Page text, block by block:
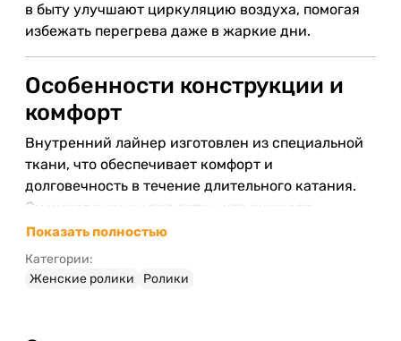
в быту улучшают циркуляцию воздуха, помогая
избежать перегрева даже в жаркие дни.
Особенности конструкции и
комфорт
Внутренний лайнер изготовлен из специальной
ткани, что обеспечивает комфорт и
долговечность в течение длительного катания.
Он имеет выемку под пятку, что снижает
подвижность стопы внутри ролика, что повышает
стабильность и безопасность. Для комфортного и
надежного крепления используются
декоративным элементом.
Показать полностью
Категории:
Женские ролики
Ролики